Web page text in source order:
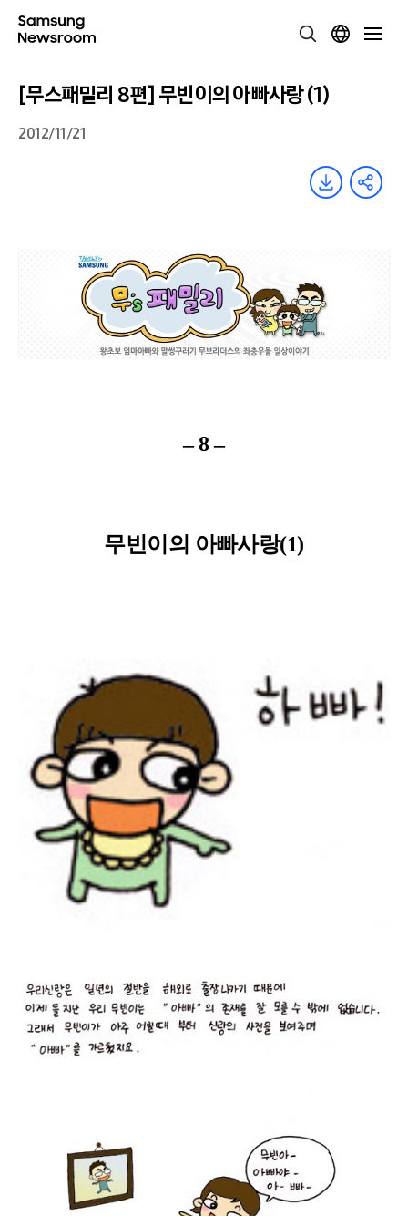
[무스패밀리 8편] 무빈이의 아빠사랑 (1)
2012/11/21
– 8 –
무빈이의 아빠사랑(1)